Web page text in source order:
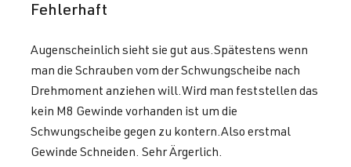
Fehlerhaft
Augenscheinlich sieht sie gut aus.Spätestens wenn
man die Schrauben vom der Schwungscheibe nach
Drehmoment anziehen will.Wird man feststellen das
kein M8 Gewinde vorhanden ist um die
Schwungscheibe gegen zu kontern.Also erstmal
Gewinde Schneiden. Sehr Ärgerlich.